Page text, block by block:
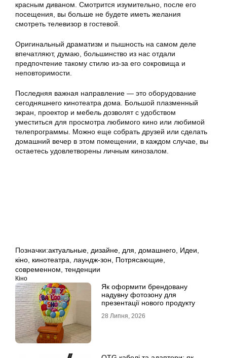
красным диваном. Смотрится изумительно, после его
посещения, вы больше не будете иметь желания
смотреть телевизор в гостевой.
Оригинальный драматизм и пышность на самом деле
впечатляют, думаю, большинство из нас отдали
предпочтение такому стилю из-за его сокровища и
неповторимости.
Последняя важная направление — это оборудование
сегодняшнего кинотеатра дома. Большой плазменный
экран, проектор и мебель дозволят с удобством
уместиться для просмотра любимого кино или любимой
телепрограммы. Можно еще собрать друзей или сделать
домашний вечер в этом помещении, в каждом случае, вы
остаетесь удовлетворены личным кинозалом.
Позначки:актуальные дизайне для домашнего Идеи
кіно кинотеатра лаундж-зон Потрясающие
современном тенденции
Кіно
Як оформити брендовану
надувну фотозону для
презентації нового продукту
28 Липня, 2026